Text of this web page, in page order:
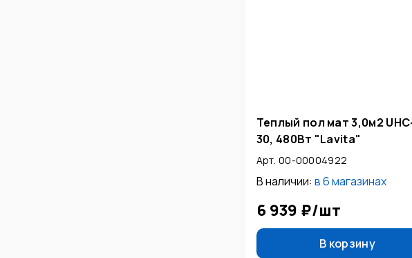
Теплый пол мат 3,0м2
30, 480Вт "Lavita"
Арт. 00-00004922
В наличии: в6 магазинах
6 939 ₽/шт
В корзину